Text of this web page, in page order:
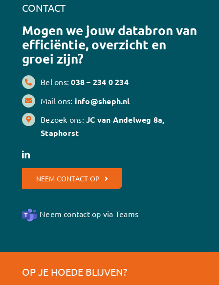
CONTACT
Mogen we jouw databron van
efficiëntie, overzicht en
groei zijn?
Bel ons:038 – 234 0 234
Mail ons: info@sheph.nl
Bezoek ons:JC van Andelweg 8a,
Staphorst
NEEM CONTACT OP
Neem contact op via Teams
OP JE HOEDE BLIJVEN?